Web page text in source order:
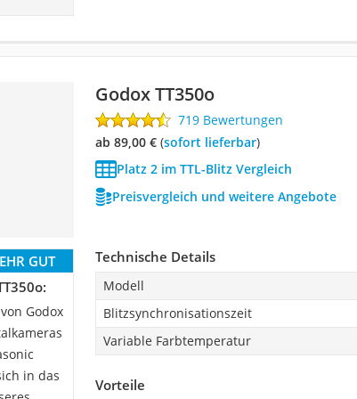
Godox TT350o
719 Bewertungen
ab 89,00 €( Sofort lieferbar)
Platz 2 im TTL-Blitz Vergleich
Preisvergleich und weitere Angebote
GUT
Godox
in das
Technische Details
Modell
Blitzsynchronisationszeit
Variable Farbtemperatur
Vorteile